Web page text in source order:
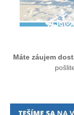
Máte záujem